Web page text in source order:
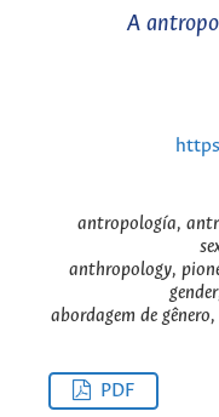
A
antropología,
anthropology,
abordagem de
PDF